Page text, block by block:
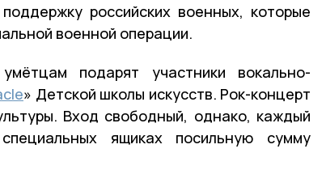
российских военных, которые
военной операции.
подарят участники вокально-
» Детской школы искусств. Рок-концерт
Вход свободный, однако, каждый
ящиках посильную сумму